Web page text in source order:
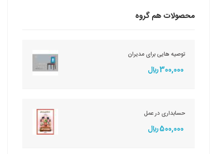
محصولات هم گروه
توصیه هایی برای مدیران
300,000 ريال
حسابداری در عمل
500,000 ريال